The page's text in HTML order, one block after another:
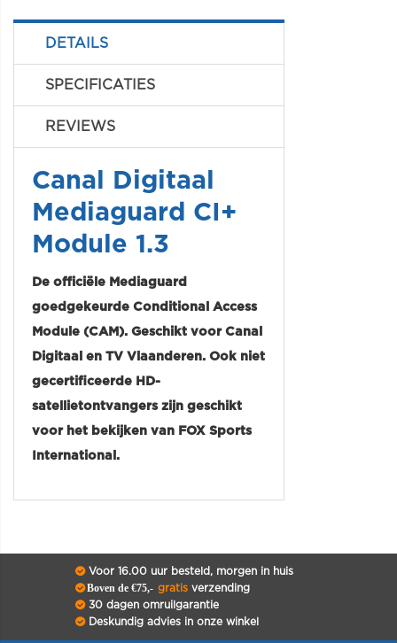
DETAILS
SPECIFICATIES
REVIEWS
Canal Digitaal
Mediaguard CI+
Module 1.3
De officiële Mediaguard
goedgekeurde Conditional Access
Module (CAM). Geschikt voor Canal
Digitaal en TV Vlaanderen. Ook niet
gecertificeerde HD-
satellietontvangers zijn geschikt
voor het bekijken van FOX Sports
International.
Voor 16.00 uur besteld, morgen in huis
Boven de €75,- gratisverzending
30 dagen omruilgarantie
Deskundig advies in onze winkel